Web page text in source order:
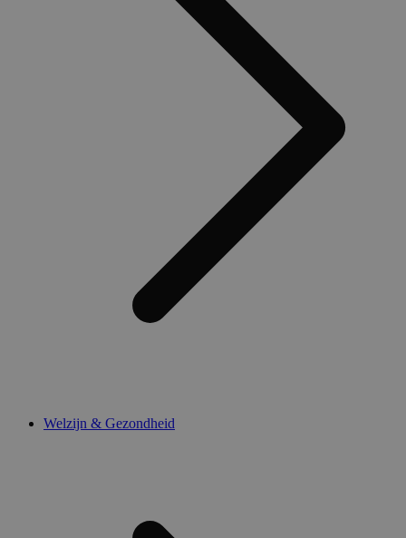
Welzijn & Gezondheid